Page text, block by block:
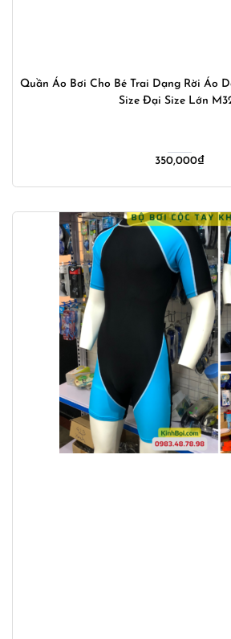
Quần Áo Bơi Cho Bé Trai Dạng Rời Áo
Size Đại Size Lớn
350,000₫